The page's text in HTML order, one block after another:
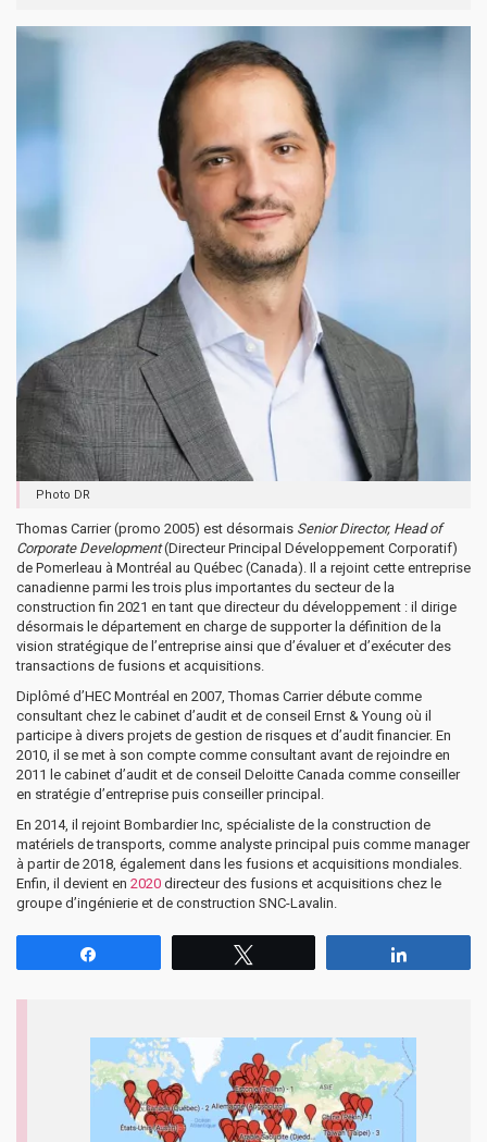
Photo DR
Thomas Carrier (promo 2005) est désormais Senior Director, Head of
Corporate Development(Directeur Principal Développement Corporatif)
de Pomerleau à Montréal au Québec (Canada). Il a rejoint cette entreprise
canadienne parmi les trois plus importantes du secteur de la
construction fin 2021 en tant que directeur du développement : il dirige
désormais le département en charge de supporter la définition de la
vision stratégique de l’entreprise ainsi que d’évaluer et d’exécuter des
transactions de fusions et acquisitions.
Diplômé d’HEC Montréal en 2007, Thomas Carrier débute comme
consultant chez le cabinet d’audit et de conseil Ernst & Young où il
participe à divers projets de gestion de risques et d’audit financier. En
2010, il se met à son compte comme consultant avant de rejoindre en
2011 le cabinet d’audit et de conseil Deloitte Canada comme conseiller
en stratégie d’entreprise puis conseiller principal.
En 2014, il rejoint Bombardier Inc, spécialiste de la construction de
matériels de transports, comme analyste principal puis comme manager
à partir de 2018, également dans les fusions et acquisitions mondiales.
Enfin, il devient en 2020 directeur des fusions et acquisitions chez le
groupe d’ingénierie et de construction SNC-Lavalin.